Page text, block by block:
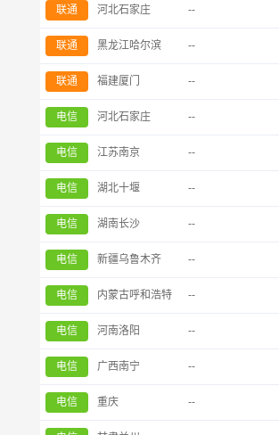
联通 河北石家庄 --
联通 黑龙江哈尔滨 --
联通 福建厦门 --
电信 河北石家庄 --
电信 江苏南京 --
电信 湖北十堰 --
电信 湖南长沙 --
电信 新疆乌鲁木齐 --
电信 内蒙古呼和浩特 --
电信 河南洛阳 --
电信 广西南宁 --
电信 重庆 --